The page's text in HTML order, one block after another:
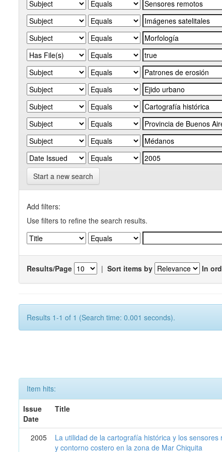
Start a new search
Add filters:
Use filters to refine the search results.
Results/Page | Sort items by In
Results 1-1 of 1 (Search time: 0.001 seconds).
Item hits:
Issue
Date
Title
2005
La utilidad de la cartografía histórica y los
y contorno costero en la zona de Mar Chiquita